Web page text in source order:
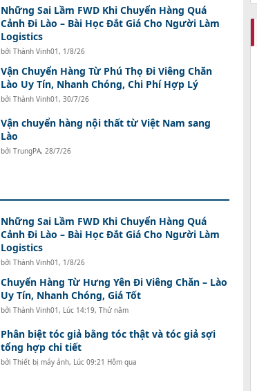
Những Sai Lầm FWD Khi Chuyển Hàng Quá
Cảnh Đi Lào – Bài Học Đắt Giá Cho Người Làm
Logistics
bởi Thành Vinh01, 1/8/26
Vận Chuyển Hàng Từ Phú Thọ Đi Viêng Chăn
Lào Uy Tín, Nhanh Chóng, Chi Phí Hợp Lý
bởi Thành Vinh01, 30/7/26
Vận chuyển hàng nội thất từ Việt Nam sang
Lào
bởi TrungPA, 28/7/26
Những Sai Lầm FWD Khi Chuyển Hàng Quá
Cảnh Đi Lào – Bài Học Đắt Giá Cho Người Làm
Logistics
bởi Thành Vinh01, 1/8/26
Chuyển Hàng Từ Hưng Yên Đi Viêng Chăn – Lào
Uy Tín, Nhanh Chóng, Giá Tốt
bởi Thành Vinh01, Lúc 14:19, Thứ năm
Phân biệt tóc giả bằng tóc thật và tóc giả sợi
tổng hợp chi tiết
bởi Thiết bị máy ảnh, Lúc 09:21 Hôm qua